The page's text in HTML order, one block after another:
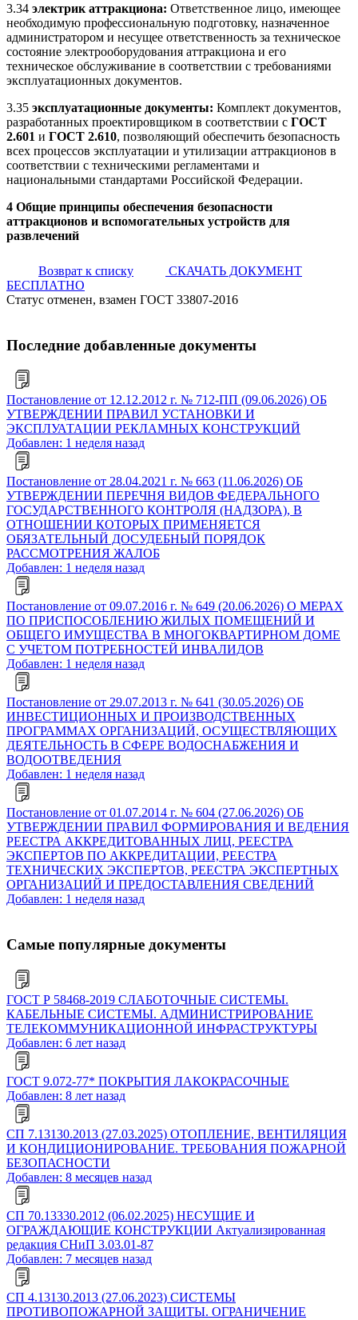
3.34 электрик аттракциона: Ответственное лицо, имеющее
необходимую профессиональную подготовку, назначенное
администратором и несущее ответственность за техническое
состояние электрооборудования аттракциона и его
техническое обслуживание в соответствии с требованиями
эксплуатационных документов.
3.35 эксплуатационные документы: Комплект документов,
разработанных проектировщиком в соответствии с ГОСТ
2.601 и ГОСТ 2.610, позволяющий обеспечить безопасность
всех процессов эксплуатации и утилизации аттракционов в
соответствии с техническими регламентами и
национальными стандартами Российской Федерации.
4 Общие принципы обеспечения безопасности
аттракционов и вспомогательных устройств для
развлечений
Возврат к списку
СКАЧАТЬ ДОКУМЕНТ
БЕСПЛАТНО
Статус отменен, взамен ГОСТ 33807-2016
Последние добавленные документы
Постановление от 12.12.2012 г. № 712-ПП (09.06.2026) ОБ
УТВЕРЖДЕНИИ ПРАВИЛ УСТАНОВКИ И
ЭКСПЛУАТАЦИИ РЕКЛАМНЫХ КОНСТРУКЦИЙ
Добавлен: 1 неделя назад
Постановление от 28.04.2021 г. № 663 (11.06.2026) ОБ
УТВЕРЖДЕНИИ ПЕРЕЧНЯ ВИДОВ ФЕДЕРАЛЬНОГО
ГОСУДАРСТВЕННОГО КОНТРОЛЯ (НАДЗОРА), В
ОТНОШЕНИИ КОТОРЫХ ПРИМЕНЯЕТСЯ
ОБЯЗАТЕЛЬНЫЙ ДОСУДЕБНЫЙ ПОРЯДОК
РАССМОТРЕНИЯ ЖАЛОБ
Добавлен: 1 неделя назад
Постановление от 09.07.2016 г. № 649 (20.06.2026) О МЕРАХ
ПО ПРИСПОСОБЛЕНИЮ ЖИЛЫХ ПОМЕЩЕНИЙ И
ОБЩЕГО ИМУЩЕСТВА В МНОГОКВАРТИРНОМ ДОМЕ
С УЧЕТОМ ПОТРЕБНОСТЕЙ ИНВАЛИДОВ
Добавлен: 1 неделя назад
Постановление от 29.07.2013 г. № 641 (30.05.2026) ОБ
ИНВЕСТИЦИОННЫХ И ПРОИЗВОДСТВЕННЫХ
ПРОГРАММАХ ОРГАНИЗАЦИЙ, ОСУЩЕСТВЛЯЮЩИХ
ДЕЯТЕЛЬНОСТЬ В СФЕРЕ ВОДОСНАБЖЕНИЯ И
ВОДООТВЕДЕНИЯ
Добавлен: 1 неделя назад
Постановление от 01.07.2014 г. № 604 (27.06.2026) ОБ
УТВЕРЖДЕНИИ ПРАВИЛ ФОРМИРОВАНИЯ И ВЕДЕНИЯ
РЕЕСТРА АККРЕДИТОВАННЫХ ЛИЦ, РЕЕСТРА
ЭКСПЕРТОВ ПО АККРЕДИТАЦИИ, РЕЕСТРА
ТЕХНИЧЕСКИХ ЭКСПЕРТОВ, РЕЕСТРА ЭКСПЕРТНЫХ
ОРГАНИЗАЦИЙ И ПРЕДОСТАВЛЕНИЯ СВЕДЕНИЙ
Добавлен: 1 неделя назад
Самые популярные документы
ГОСТ Р 58468-2019 СЛАБОТОЧНЫЕ СИСТЕМЫ.
КАБЕЛЬНЫЕ СИСТЕМЫ. АДМИНИСТРИРОВАНИЕ
ТЕЛЕКОММУНИКАЦИОННОЙ ИНФРАСТРУКТУРЫ
Добавлен: 6 лет назад
ГОСТ 9.072-77* ПОКРЫТИЯ ЛАКОКРАСОЧНЫЕ
Добавлен: 8 лет назад
СП 7.13130.2013 (27.03.2025) ОТОПЛЕНИЕ, ВЕНТИЛЯЦИЯ
И КОНДИЦИОНИРОВАНИЕ. ТРЕБОВАНИЯ ПОЖАРНОЙ
БЕЗОПАСНОСТИ
Добавлен: 8 месяцев назад
СП 70.13330.2012 (06.02.2025) НЕСУЩИЕ И
ОГРАЖДАЮЩИЕ КОНСТРУКЦИИ Актуализированная
редакция СНиП 3.03.01-87
Добавлен: 7 месяцев назад
СП 4.13130.2013 (27.06.2023) СИСТЕМЫ
ПРОТИВОПОЖАРНОЙ ЗАЩИТЫ. ОГРАНИЧЕНИЕ